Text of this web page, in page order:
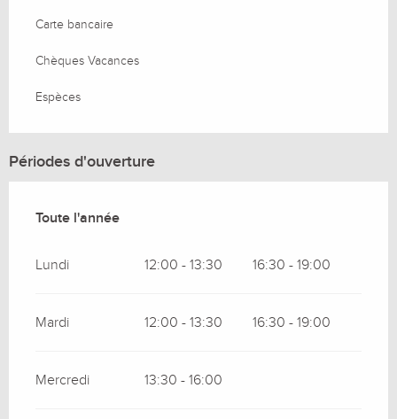
Carte bancaire
Chèques Vacances
Espèces
Périodes d'ouverture
Toute l'année
Toute l'année
Lundi 12:00 - 13:30 16:30 - 19:00
Mardi 12:00 - 13:30 16:30 - 19:00
Mercredi 13:30 - 16:00